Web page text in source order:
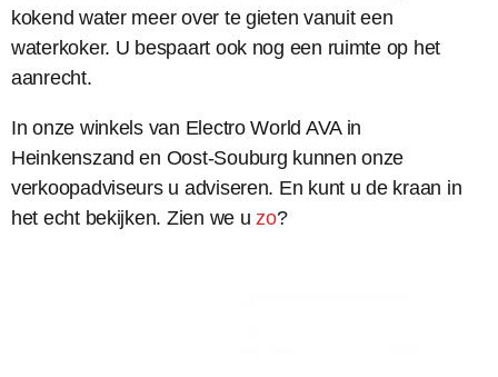
kokend water meer over te gieten vanuit een
waterkoker. U bespaart ook nog een ruimte op het
aanrecht.
In onze winkels van Electro World AVA in
Heinkenszand en Oost-Souburg kunnen onze
verkoopadviseurs u adviseren. En kunt u de kraan in
het echt bekijken. Zien we u zo?